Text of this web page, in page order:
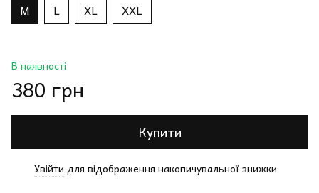
M L XL XXL
В наявності
380 грн
Купити
Увійти для відображення накопичувальної знижки